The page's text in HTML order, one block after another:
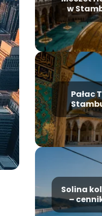
w
Pałac
Solina
–